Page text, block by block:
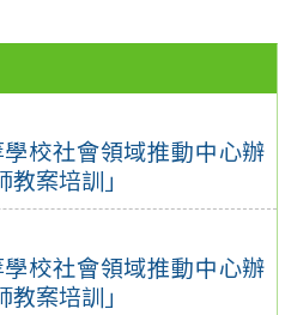
校社會領域推動中心辦
案培訓」
校社會領域推動中心辦
案培訓」